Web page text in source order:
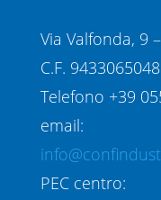
Via Valfonda, 9
C.F.
Telefono +39
email:
PEC centro: